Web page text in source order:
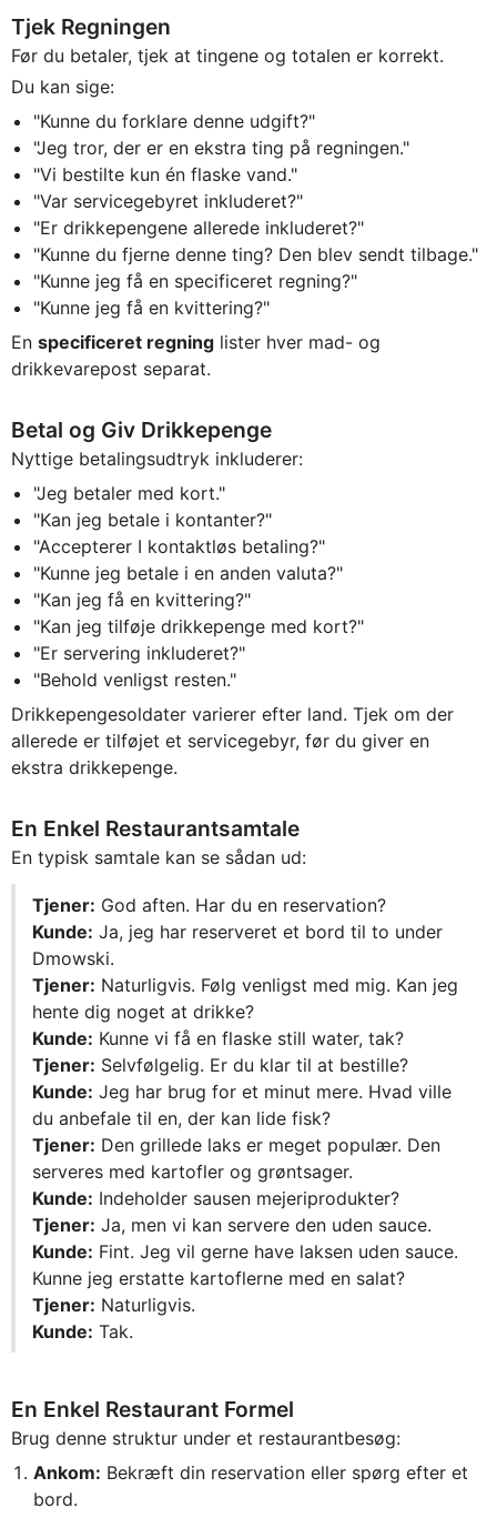
Tjek Regningen
Før du betaler, tjek at tingene og totalen er korrekt.
Du kan sige:
"Kunne du forklare denne udgift?"
"Jeg tror, der er en ekstra ting på regningen."
"Vi bestilte kun én flaske vand."
"Var servicegebyret inkluderet?"
"Er drikkepengene allerede inkluderet?"
"Kunne du fjerne denne ting? Den blev sendt tilbage."
"Kunne jeg få en specificeret regning?"
"Kunne jeg få en kvittering?"
En specificeret regning lister hver mad- og
drikkevarepost separat.
Betal og Giv Drikkepenge
Nyttige betalingsudtryk inkluderer:
"Jeg betaler med kort."
"Kan jeg betale i kontanter?"
"Accepterer I kontaktløs betaling?"
"Kunne jeg betale i en anden valuta?"
"Kan jeg få en kvittering?"
"Kan jeg tilføje drikkepenge med kort?"
"Er servering inkluderet?"
"Behold venligst resten."
Drikkepengesoldater varierer efter land. Tjek om der
allerede er tilføjet et servicegebyr, før du giver en
ekstra drikkepenge.
En Enkel Restaurantsamtale
En typisk samtale kan se sådan ud:
Tjener: God aften. Har du en reservation?
Kunde: Ja, jeg har reserveret et bord til to under
Dmowski.
Tjener: Naturligvis. Følg venligst med mig. Kan jeg
hente dig noget at drikke?
Kunde: Kunne vi få en flaske still water, tak?
Tjener: Selvfølgelig. Er du klar til at bestille?
Kunde: Jeg har brug for et minut mere. Hvad ville
du anbefale til en, der kan lide fisk?
Tjener: Den grillede laks er meget populær. Den
serveres med kartofler og grøntsager.
Kunde: Indeholder sausen mejeriprodukter?
Tjener: Ja, men vi kan servere den uden sauce.
Kunde: Fint. Jeg vil gerne have laksen uden sauce.
Kunne jeg erstatte kartoflerne med en salat?
Tjener: Naturligvis.
Kunde: Tak.
En Enkel Restaurant Formel
Brug denne struktur under et restaurantbesøg:
Ankom: Bekræft din reservation eller spørg efter et
bord.